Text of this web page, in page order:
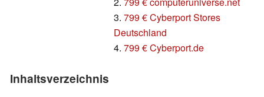
3. 799 € Cyberport Stores
Deutschland
4. 799 € Cyberport.de
Inhaltsverzeichnis